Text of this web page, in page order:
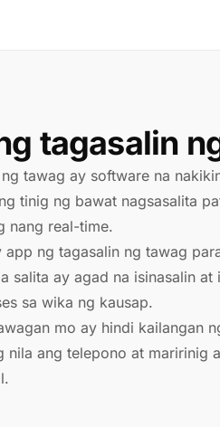
tagasalin
tawag ay software na
tinig ng bawat nagsasalita
nang real-time.
app ng tagasalin ng tawag
salita ay agad na isinasalin at
sa wika ng kausap.
mo ay hindi kailangan
nila ang telepono at maririnig